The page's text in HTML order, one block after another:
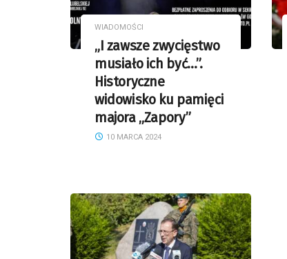
WIADOMOŚCI
„I zawsze zwycięstwo
musiało ich być…”.
Historyczne
widowisko ku pamięci
majora „Zapory”
10 MARCA 2024